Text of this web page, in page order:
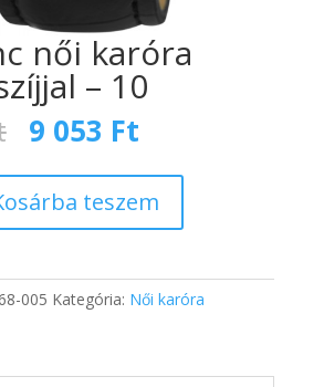
női karóra
– 10
Original
price
was:
13
200 Ft.
9 053 Ft
is:
9
053 Ft.
teszem
005 Kategória: Női karóra